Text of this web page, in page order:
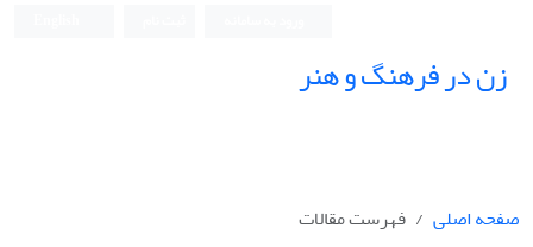
زن در فرهنگ و هنر
صفحه اصلی
فهرست مقالات